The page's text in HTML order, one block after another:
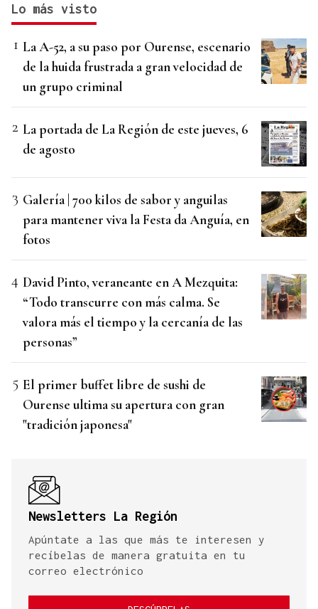
Lo más visto
La A-52, a su paso por Ourense, escenario
de la huida frustrada a gran velocidad de
un grupo criminal
La portada de La Región de este jueves, 6
de agosto
Galería | 700 kilos de sabor y anguilas
para mantener viva la Festa da Anguía, en
fotos
David Pinto, veraneante en A Mezquita:
“Todo transcurre con más calma. Se
valora más el tiempo y la cercanía de las
personas”
El primer buffet libre de sushi de
Ourense ultima su apertura con gran
"tradición japonesa"
Newsletters La Región
Apúntate a las que más te interesen y
recíbelas de manera gratuita en tu
correo electrónico